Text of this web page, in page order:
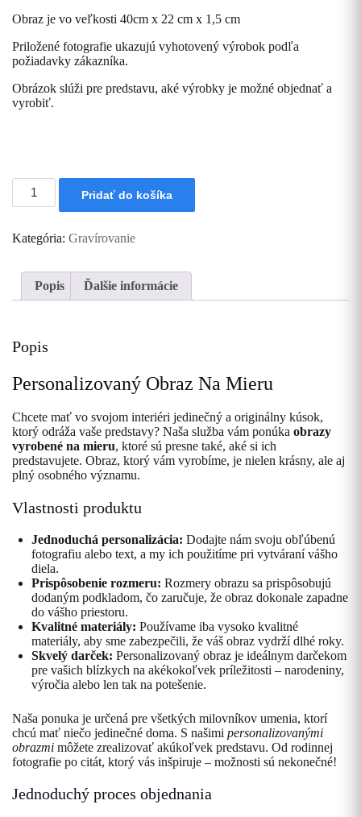
Obraz je vo veľkosti 40cm x 22 cm x 1,5 cm
Priložené fotografie ukazujú vyhotovený výrobok podľa
požiadavky zákazníka.
Obrázok slúži pre predstavu, aké výrobky je možné objednať a
vyrobiť.
množstvo
Laserom
gravírovaný
Pridať do košíka
Kategória: Gravírovanie
Popis Ďalšie informácie
Popis
Personalizovaný Obraz Na Mieru
Chcete mať vo svojom interiéri jedinečný a originálny kúsok,
ktorý odráža vaše predstavy? Naša služba vám ponúka obrazy
vyrobené na mieru, ktoré sú presne také, aké si ich
predstavujete. Obraz, ktorý vám vyrobíme, je nielen krásny, ale aj
plný osobného významu.
Vlastnosti produktu
Jednoduchá personalizácia: Dodajte nám svoju obľúbenú
fotografiu alebo text, a my ich použitíme pri vytváraní vášho
diela.
Prispôsobenie rozmeru: Rozmery obrazu sa prispôsobujú
dodaným podkladom, čo zaručuje, že obraz dokonale zapadne
do vášho priestoru.
Kvalitné materiály: Používame iba vysoko kvalitné
materiály, aby sme zabezpečili, že váš obraz vydrží dlhé roky.
Skvelý darček: Personalizovaný obraz je ideálnym darčekom
pre vašich blízkych na akékokoľvek príležitosti – narodeniny,
výročia alebo len tak na potešenie.
Naša ponuka je určená pre všetkých milovníkov umenia, ktorí
chcú mať niečo jedinečné doma. S našimi personalizovanými
obrazmi môžete zrealizovať akúkoľvek predstavu. Od rodinnej
fotografie po citát, ktorý vás inšpiruje – možnosti sú nekonečné!
Jednoduchý proces objednania